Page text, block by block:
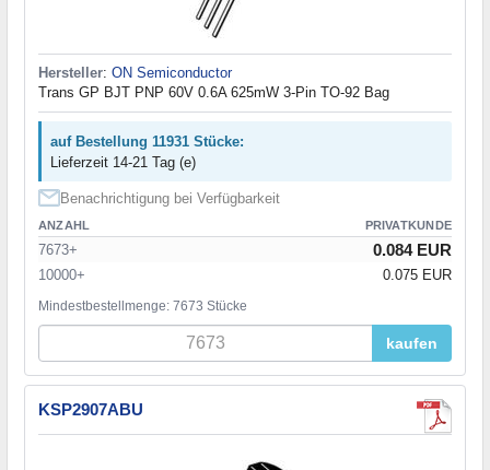
Hersteller: ON Semiconductor
Trans GP BJT PNP 60V 0.6A 625mW 3-Pin TO-92 Bag
auf Bestellung 11931 Stücke:
Lieferzeit 14-21 Tag (e)
Benachrichtigung bei Verfügbarkeit
ANZAHL PRIVATKUNDE
7673+ 0.084 EUR
10000+ 0.075 EUR
Mindestbestellmenge: 7673 Stücke
kaufen
KSP2907ABU